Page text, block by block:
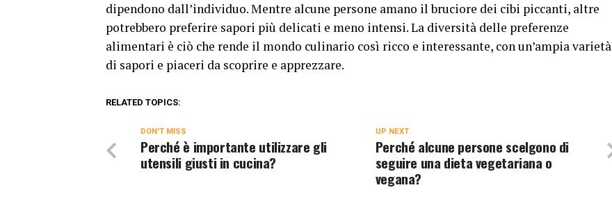
dipendono dall’individuo. Mentre alcune persone amano il bruciore dei cibi piccanti, altre
potrebbero preferire sapori più delicati e meno intensi. La diversità delle preferenze
alimentari è ciò che rende il mondo culinario così ricco e interessante, con un’ampia varietà
di sapori e piaceri da scoprire e apprezzare.
RELATED TOPICS:
UP NEXT
Perché alcune persone scelgono di
seguire una dieta vegetariana o
vegana?
DON'T MISS
Perché è importante utilizzare gli
utensili giusti in cucina?